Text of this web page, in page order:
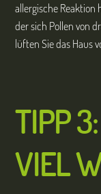
allergische Reaktion
der sich Pollen von
lüften Sie das Haus
TIPP
VIEL